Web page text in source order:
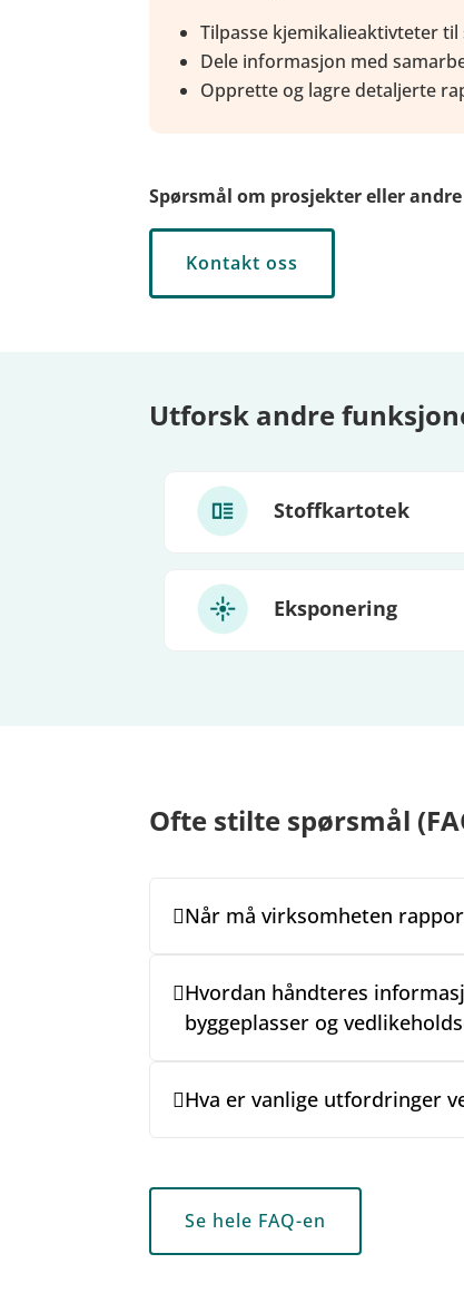
Tilpasse kjemikalieaktivteter
Dele informasjon med
Opprette og lagre detaljerte
Spørsmål om prosjekter eller
Kontakt oss
Utforsk andre
Stoffkartotek
Eksponering
Ofte stilte spørsmål
Når må virksomheten
Hvordan håndteres
byggeplasser og
Hva er vanlige utfordringer
Se hele FAQ-en